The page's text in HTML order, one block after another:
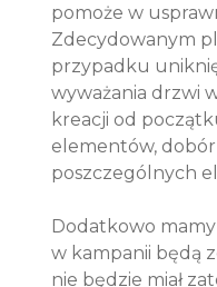
pomoże w
Zdecydowanym
przypadku
wyważania drzwi
kreacji od
elementów,
poszczególnych
Dodatkowo
w kampanii będą
nie będzie miał